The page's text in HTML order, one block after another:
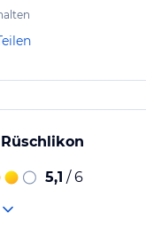
5,1 / 6